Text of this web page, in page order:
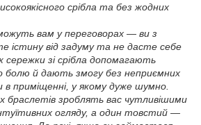
срібла та без жодних
вам у переговорах — ви з
істину від задуму та не дасте себе
зі срібла допомагають
болю й дають змогу без неприємних
в приміщенні, у якому дуже шумно.
браслетів зроблять вас чутливішими
огляду, а один товстий —